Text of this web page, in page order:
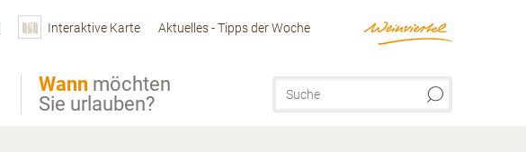
Wann möchten
Sie urlauben?
Interaktive Karte Aktuelles - Tipps der Woche